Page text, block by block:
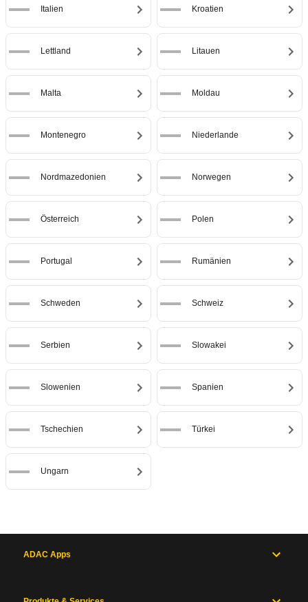
Italien Kroatien
Lettland Litauen
Malta Moldau
Montenegro Niederlande
Nordmazedonien Norwegen
Österreich Polen
Portugal Rumänien
Schweden Schweiz
Serbien Slowakei
Slowenien Spanien
Tschechien Türkei
Ungarn
ADAC Apps